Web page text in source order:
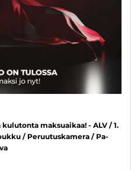
maksuaikaa! - ALV / 1.
/ Peruutuskamera / Pa-